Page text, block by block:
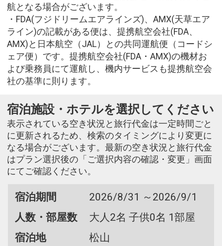
航となる場合がございます。
・FDA(フジドリームエアラインズ)、AMX(天草エア
ライン)の記載がある便は、提携航空会社(FDA、
AMX)と日本航空（JAL）との共同運航便（コードシ
ェア便）です。提携航空会社(FDA・AMX)の機材お
よび乗務員にて運航し、機内サービスも提携航空会
社の基準に則ります。
宿泊施設・ホテルを選択してください
表示されている空き状況と旅行代金は一定時間ごと
に更新されるため、検索のタイミングにより変更に
なる場合がございます。最新の空き状況と旅行代金
はプラン選択後の「ご選択内容の確認・変更」画面
にてご確認ください。
宿泊期間
2026/8/31 ～2026/9/1
人数・部屋数
大人2名 子供0名 1部屋
宿泊地
松山